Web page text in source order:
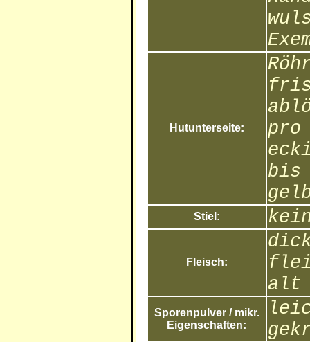
Hutunterseite:
pro
bis
Stiel:
Fleisch:
alt
Sporenpulver / mikr.
Eigenschaften: